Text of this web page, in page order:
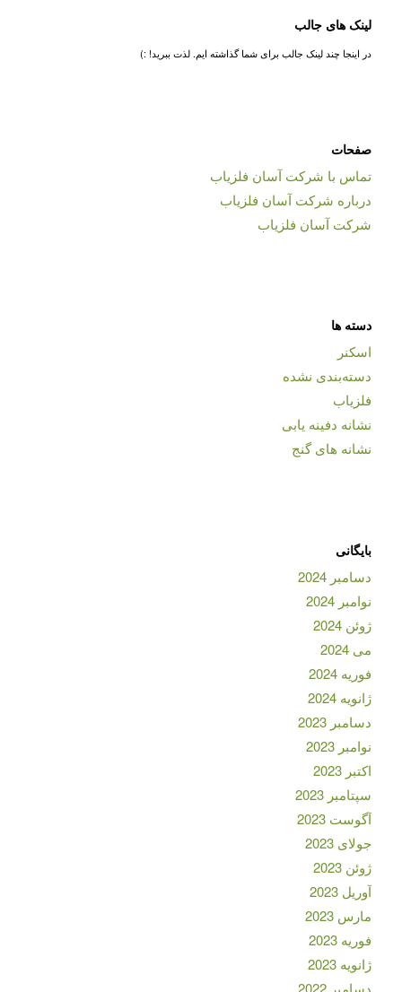
لینک های جالب
در اینجا چند لینک جالب برای شما گذاشته ایم. لذت ببرید! :)
صفحات
تماس با شرکت آسان فلزیاب
درباره شرکت آسان فلزیاب
شرکت آسان فلزیاب
دسته ها
اسکنر
دسته‌بندی نشده
فلزیاب
نشانه دفینه یابی
نشانه های گنج
بایگانی
دسامبر 2024
نوامبر 2024
ژوئن 2024
می 2024
فوریه 2024
ژانویه 2024
دسامبر 2023
نوامبر 2023
اکتبر 2023
سپتامبر 2023
آگوست 2023
جولای 2023
ژوئن 2023
آوریل 2023
مارس 2023
فوریه 2023
ژانویه 2023
دسامبر 2022